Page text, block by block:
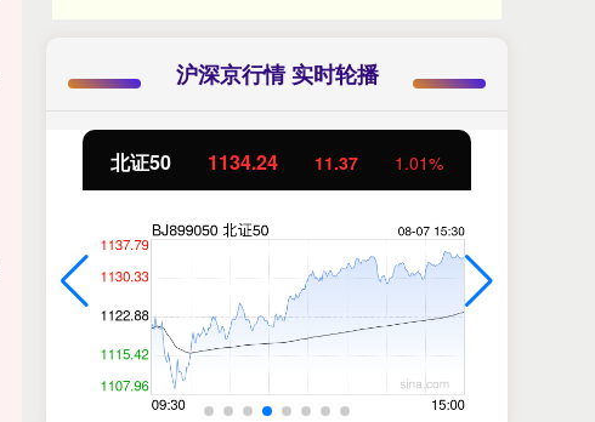
沪深京行情 实时轮播
北证50 1134.24 11.37 1.01%